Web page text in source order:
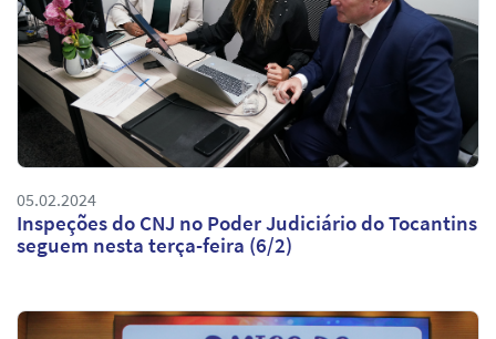
05.02.2024
Inspeções do CNJ no Poder Judiciário do Tocantins
seguem nesta terça-feira (6/2)